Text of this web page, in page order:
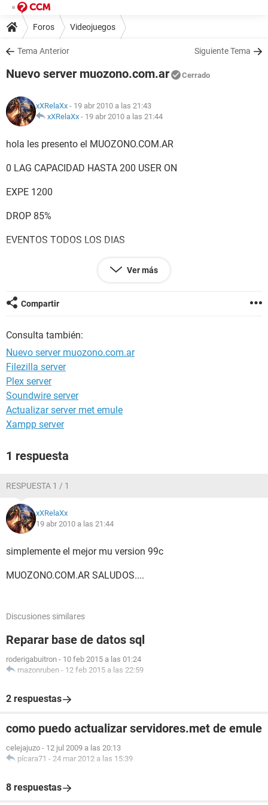
Foros Videojuegos
Tema Anterior Siguiente Tema
Nuevo server muozono.com.ar Cerrado
xXRelaXx - 19 abr 2010 a las 21:43
xXRelaXx - 19 abr 2010 a las 21:44
hola les presento el MUOZONO.COM.AR
0 LAG CAPACIDAD HASTA 200 USER ON
EXPE 1200
DROP 85%
EVENTOS TODOS LOS DIAS
REGISTRATE TE ESPERAMOS
cuenta JORGYTOO
SET. GREAT DRAGON
Ver más
Compartir
Consulta también:
Nuevo server muozono.com.ar
Filezilla server
Plex server
Soundwire server
Actualizar server met emule
Xampp server
1 respuesta
RESPUESTA 1 / 1
xXRelaXx
19 abr 2010 a las 21:44
simplemente el mejor mu version 99c
MUOZONO.COM.AR SALUDOS....
Discusiones similares
Reparar base de datos sql
roderigabuitron - 10 feb 2015 a las 01:24
mazonruben - 12 feb 2015 a las 22:59
2 respuestas
como puedo actualizar servidores.met de emule
celejajuzo - 12 jul 2009 a las 20:13
pícara71 - 24 mar 2012 a las 15:39
8 respuestas